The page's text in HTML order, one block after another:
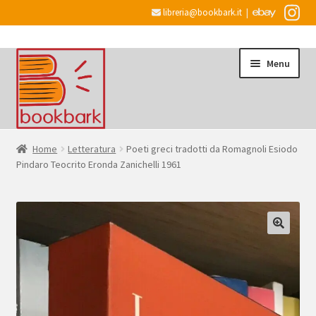
libreria@bookbark.it |
Vai
alla
navigazione
Vai
al
contenuto
Menu
Home
il
menu
child
Checkout
Account
Espandi
il
Home Letteratura
Poeti greci tradotti da Romagnoli Esiodo
Pindaro Teocrito Eronda Zanichelli 1961